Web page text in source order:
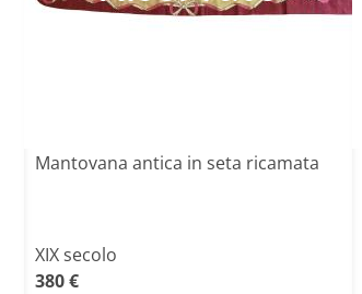
Mantovana antica in seta ricamata
XIX secolo
380 €